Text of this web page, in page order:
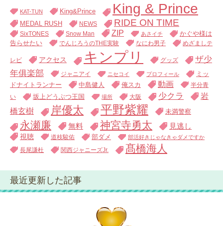
KAT-TUN King&Prince King & Prince
MEDAL RUSH NEWS RIDE ON TIME
SixTONES Snow Man ZIP あさイチ
かぐや様は
告らせたい
でんじろうのTHE実験 なにわ男子 めざましテ
レビ アクセス キンプリ グッズ
ザ少
年俱楽部
ジャニアイ ニセコイ プロフィール
ミッ
ドナイトランナー
中島健人 俺スカ 動画
半分青
い
坂上どうぶつ王国 場所 大阪 少クラ
岩
橋玄樹
岸優太 平野紫耀 未満警察
永瀬廉 無料 神宮寺勇太
見逃し
視聴
道枝駿佑 部ダメ 部活好きじゃなきゃダメですか
長尾謙杜 関西ジャニーズJr. 髙橋海人
最近更新した記事